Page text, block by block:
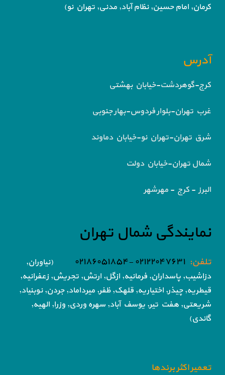
کرمان, امام حسین, نظام آباد, مدنی, تهران نو)
آدرس
کرج-گوهردشت-خیابان بهشتی
غرب تهران-بلوار فردوس-بهار جنوبی
شرق تهران-تهران نو-خیابان دماوند
شمال تهران-خیابان دولت
البرز - کرج - مهرشهر
نمایندگی شمال تهران
تلفن: ۰۲۱۲۲۰۴۷۶۳۱ -۰۲۱۸۶۰۵۱۸۵۴
(نیاوران,
دزاشیب, پاسداران, فرمانیه, ازگل, ارتش, تجریش, زعفرانیه,
قیطریه, چیذر, اختیاریه, قلهک, ظفر, میرداماد, جردن, نوبنیاد,
شریعتی, هفت تیر, یوسف آباد, سهره وردی, وزرا, الهیه,
گاندی)
تعمیر اکثر برندها